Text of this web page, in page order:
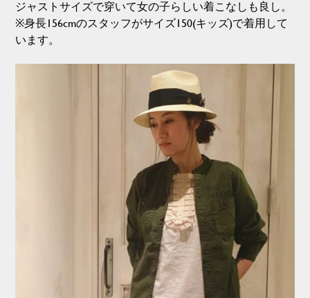
ジャストサイズで穿いて女の子らしい着こなしも良し。
※身長156cmのスタッフがサイズ150(キッズ)で着用して
います。